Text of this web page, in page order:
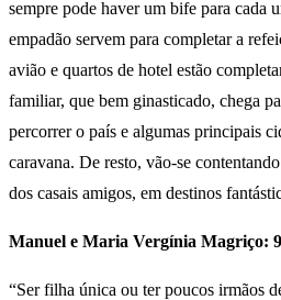
sempre pode haver um bife para cada
empadão servem para completar a
avião e quartos de hotel estão
familiar, que bem ginasticado, chega
percorrer o país e algumas principais
caravana. De resto, vão-se
dos casais amigos, em destinos
Manuel e Maria Vergínia Magriço:
“Ser filha única ou ter poucos irmãos